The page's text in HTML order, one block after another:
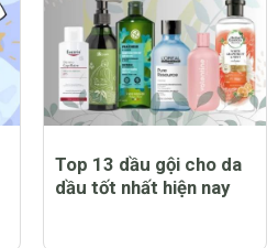
Top 13 dầu gội cho da
dầu tốt nhất hiện nay